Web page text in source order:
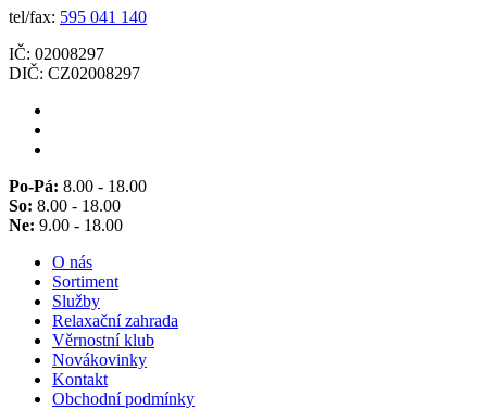
tel/fax: 595 041 140
IČ: 02008297
DIČ: CZ02008297
Po-Pá: 8.00 - 18.00
So: 8.00 - 18.00
Ne: 9.00 - 18.00
O nás
Sortiment
Služby
Relaxační zahrada
Věrnostní klub
Novákovinky
Kontakt
Obchodní podmínky